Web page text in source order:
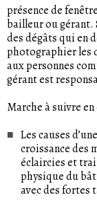
présence de
bailleur ou gérant.
des dégâts qui en
photographier les
aux personnes
gérant est
Marche à suivre
Les causes
croissance des
éclaircies et
physique du
avec des fortes